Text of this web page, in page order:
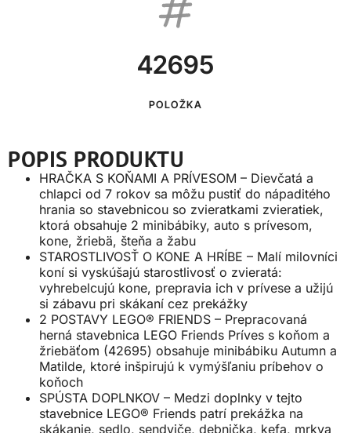
42695
POLOŽKA
POPIS PRODUKTU
HRAČKA S KOŇAMI A PRÍVESOM – Dievčatá a
chlapci od 7 rokov sa môžu pustiť do nápaditého
hrania so stavebnicou so zvieratkami zvieratiek,
ktorá obsahuje 2 minibábiky, auto s prívesom,
kone, žriebä, šteňa a žabu
STAROSTLIVOSŤ O KONE A HRÍBE – Malí milovníci
koní si vyskúšajú starostlivosť o zvieratá:
vyhrebelcujú kone, prepravia ich v prívese a užijú
si zábavu pri skákaní cez prekážky
2 POSTAVY LEGO® FRIENDS – Prepracovaná
herná stavebnica LEGO Friends Príves s koňom a
žriebäťom (42695) obsahuje minibábiku Autumn a
Matilde, ktoré inšpirujú k vymýšľaniu príbehov o
koňoch
SPÚSTA DOPLNKOV – Medzi doplnky v tejto
stavebnice LEGO® Friends patrí prekážka na
skákanie, sedlo, sendviče, debnička, kefa, mrkva